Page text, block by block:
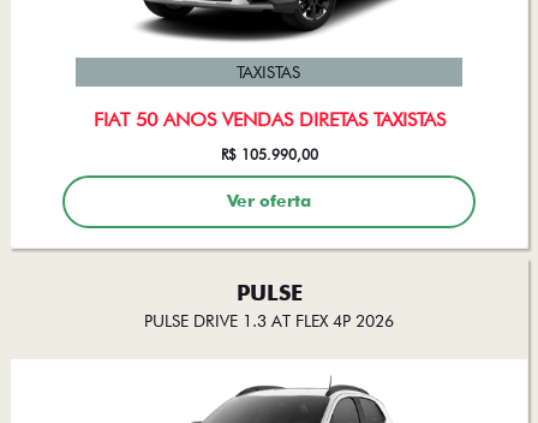
FIAT 50 ANOS VENDAS DIRETAS TAXISTAS
TAXISTAS
R$ 105.990,00
Ver oferta
PULSE
PULSE DRIVE 1.3 AT FLEX 4P 2026